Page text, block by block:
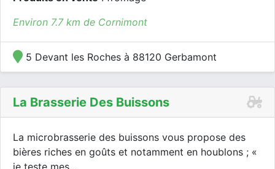
Environ 7.7 km de Cornimont
5 Devant les Roches à 88120 Gerbamont
La Brasserie Des Buissons
La microbrasserie des buissons vous propose des
bières riches en goûts et notamment en houblons ; «
je teste mes...